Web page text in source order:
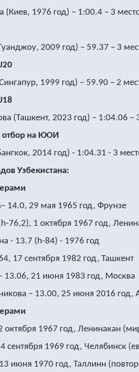
(Киев, 1976 год) – 1:00.4 – 3
2009 год) – 59.37 – 3
20
1999 год) – 59.90 – 2
18
(Ташкент, 2023 год) – 1:04.06 –
отбор на ЮОИ
2014 год) - 1:04.31 - 3
Узбекистана:
14.0, 29 мая 1965 год, Фрунзе
76,2), 1 октября 1967 год,
- 13.7 (h-84) - 1976 год
17 сентября 1982 год, Ташкент
13.06, 21 июня 1983 год, Москва
– 13.00, 25 июня 2016 год,
октября 1967 год, Ленинакан
сентября 1969 год, Челябинск
июня 1970 год, Таллинн